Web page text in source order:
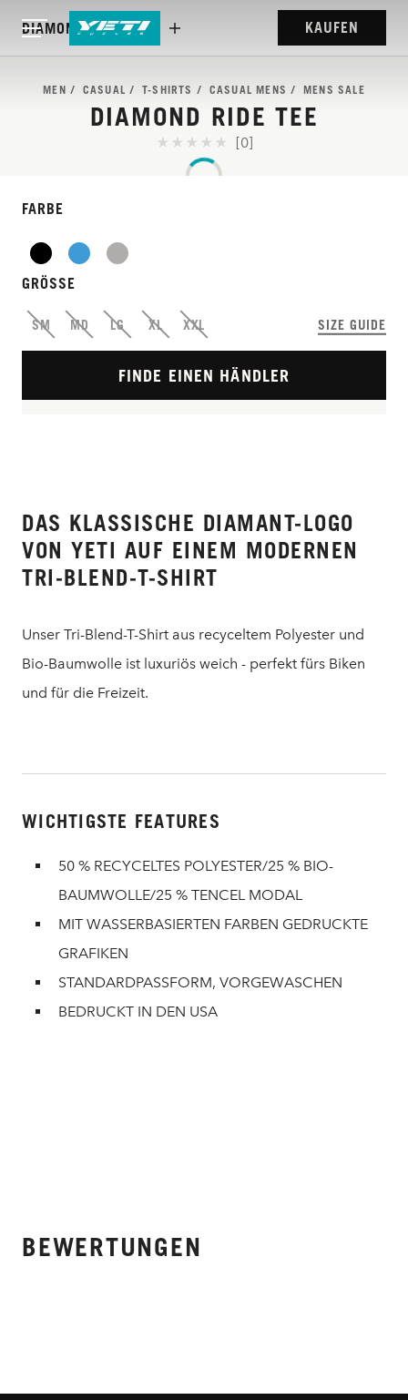
DIAMOND RIDE TEE KAUFEN
MEN CASUAL T-SHIRTS CASUAL MENS MENS SALE
DIAMOND RIDE TEE
[0]
FARBE
GRÖSSE
SM MD LG XL XXL SIZE GUIDE
FINDE EINEN HÄNDLER
DAS KLASSISCHE DIAMANT-LOGO
VON YETI AUF EINEM MODERNEN
TRI-BLEND-T-SHIRT
Unser Tri-Blend-T-Shirt aus recyceltem Polyester und
Bio-Baumwolle ist luxuriös weich - perfekt fürs Biken
und für die Freizeit.
WICHTIGSTE FEATURES
50 % RECYCELTES POLYESTER/25 % BIO-
BAUMWOLLE/25 % TENCEL MODAL
MIT WASSERBASIERTEN FARBEN GEDRUCKTE
GRAFIKEN
STANDARDPASSFORM, VORGEWASCHEN
BEDRUCKT IN DEN USA
BEWERTUNGEN